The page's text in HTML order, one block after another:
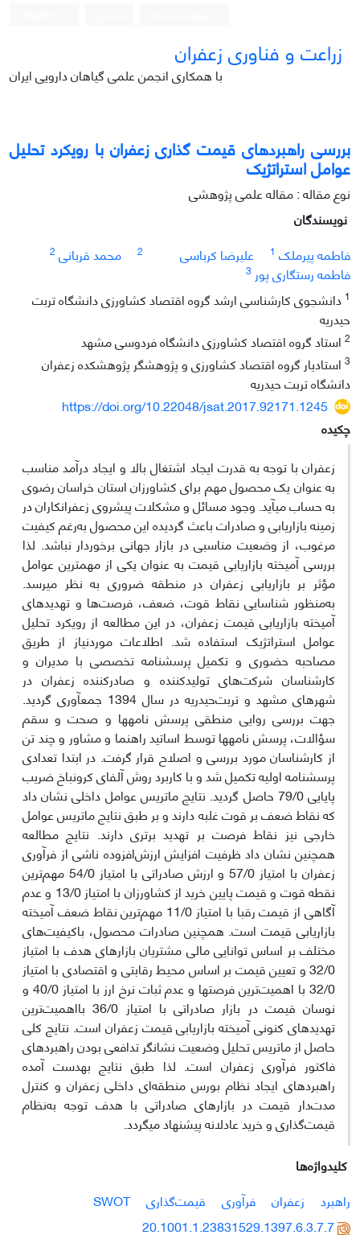
زراعت و فناوری زعفران
با همکاری انجمن علمی گیاهان دارویی ایران
بررسی راهبردهای قیمت گذاری زعفران با رویکرد تحلیل
عوامل استراتژیک
نوع مقاله : مقاله علمی پژوهشی
نویسندگان
فاطمه پیرملک 1 علیرضا کرباسی 2 محمد قربانی 2
فاطمه رستگاری پور 3
1 دانشجوی کارشناسی ارشد گروه اقتصاد کشاورزی دانشگاه تربت
حیدریه
2 استاد گروه اقتصاد کشاورزی دانشگاه فردوسی مشهد
3 استادیار گروه اقتصاد کشاورزی و پژوهشگر پژوهشکده زعفران
دانشگاه تربت حیدریه
https://doi.org/10.22048/jsat.2017.92171.1245
چکیده
زعفران با توجه به قدرت ایجاد اشتغال بالا و ایجاد درآمد مناسب
به عنوان یک محصول مهم برای کشاورزان استان­ خراسان رضوی
به حساب می‏آید. وجود مسائل و مشکلات پیش­روی زعفران­کاران در
زمینه بازاریابی و صادرات باعث گردیده این محصول به‌رغم کیفیت
مرغوب، از وضعیت مناسبی در بازار جهانی برخوردار نباشد. لذا
بررسی آمیخته بازاریابی قیمت به عنوان یکی از مهم­ترین عوامل
مؤثر بر بازاریابی زعفران در منطقه ضروری به نظر می­رسد.
به‌منظور شناسایی نقاط قوت، ضعف، فرصت‌ها و تهدیدهای
آمیخته بازاریابی قیمت زعفران، در این مطالعه از رویکرد تحلیل
عوامل استراتژیک استفاده شد. اطلاعات موردنیاز از طریق
مصاحبه حضوری و تکمیل پرسشنامه تخصصی با مدیران و
کارشناسان شرکت‌های تولیدکننده و صادرکننده زعفران در
شهرهای مشهد و تربت‌حیدریه در سال 1394 جمع­آوری گردید.
جهت بررسی روایی منطقی پرسش نامه‏ها و صحت و سقم
سؤالات، پرسش نامه‏ها توسط اساتید راهنما و مشاور و چند تن
از کارشناسان مورد بررسی و اصلاح قرار گرفت. در ابتدا تعدادی
پرسش­نامه اولیه تکمیل شد و با کاربرد روش آلفای کرونباخ ضریب
پایایی 79/0 حاصل گردید. نتایج ماتریس عوامل داخلی نشان داد
که نقاط ضعف بر قوت غلبه دارند و بر طبق نتایج ماتریس عوامل
خارجی نیز نقاط فرصت بر تهدید برتری دارند. نتایج مطالعه
همچنین نشان داد ظرفیت‌ افزایش ارزش‌افزوده ناشی از فرآوری
زعفران با امتیاز 57/0 و ارزش صادراتی با امتیاز 54/0 مهم‌ترین
نقطه قوت و قیمت پایین خرید از کشاورزان با امتیاز 13/0 و عدم
آگاهی از قیمت رقبا با امتیاز 11/0 مهم‌ترین نقاط ضعف آمیخته
بازاریابی قیمت است. همچنین صادرات محصول، باکیفیت‌های
مختلف بر اساس توانایی مالی مشتریان بازارهای هدف با امتیاز
32/0 و تعیین قیمت بر اساس محیط رقابتی و اقتصادی با امتیاز
32/0 با اهمیت‌ترین فرصت­ها و عدم ثبات نرخ ارز با امتیاز 40/0 و
نوسان قیمت در بازار صادراتی با امتیاز 36/0 بااهمیت‌ترین
تهدیدهای کنونی آمیخته بازاریابی قیمت زعفران است. نتایج کلی
حاصل از ماتریس تحلیل وضعیت نشانگر تدافعی بودن راهبردهای
فاکتور فرآوری زعفران است. لذا طبق نتایج به­دست آمده
راهبردهای ایجاد نظام بورس منطقه‌ای داخلی زعفران و کنترل
مدت‌دار قیمت در بازارهای صادراتی با هدف توجه به‌نظام
قیمت‌گذاری و خرید عادلانه پیشنهاد می‏گردد.
کلیدواژه‌ها
راهبرد
زعفران فرآوری قیمت‌گذاری
SWOT
20.1001.1.23831529.1397.6.3.7.7